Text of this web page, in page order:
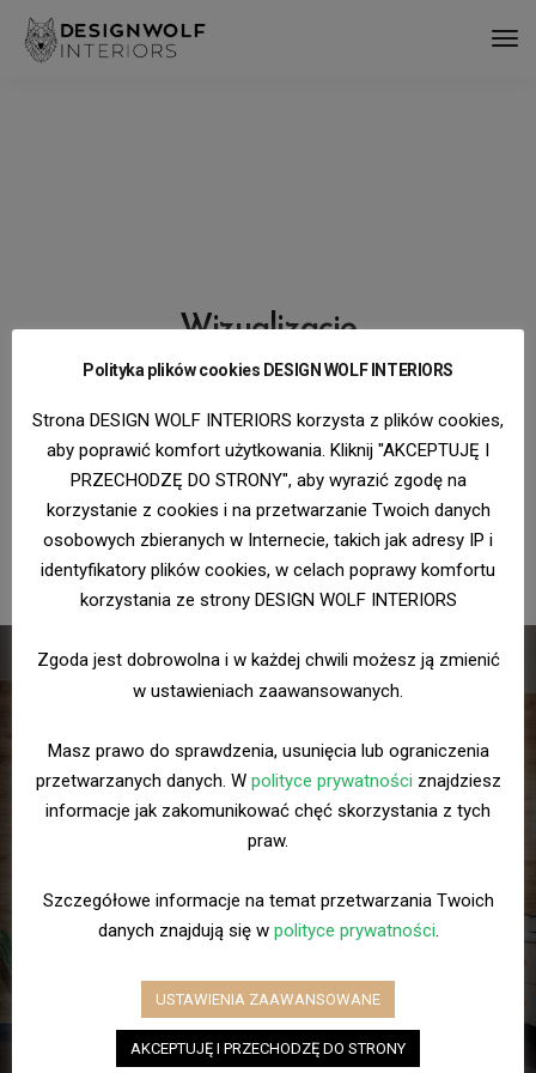
Wizualizacje
Pokazujemy wizualizacje w dużej rozdzielczości, pozwól im się
załadować 🙂
Chcesz wiedzieć więcej?
Skontaktuj się z DesignWolf Interiors.
Napisz
Polityka plików cookies DESIGN WOLF INTERIORS
Strona DESIGN WOLF INTERIORS korzysta z plików cookies,
aby poprawić komfort użytkowania. Kliknij "AKCEPTUJĘ I
PRZECHODZĘ DO STRONY", aby wyrazić zgodę na
korzystanie z cookies i na przetwarzanie Twoich danych
osobowych zbieranych w Internecie, takich jak adresy IP i
identyfikatory plików cookies, w celach poprawy komfortu
korzystania ze strony DESIGN WOLF INTERIORS
Zgoda jest dobrowolna i w każdej chwili możesz ją zmienić
w ustawieniach zaawansowanych.
Masz prawo do sprawdzenia, usunięcia lub ograniczenia
przetwarzanych danych. W polityce prywatności znajdziesz
informacje jak zakomunikować chęć skorzystania z tych
praw.
Szczegółowe informacje na temat przetwarzania Twoich
danych znajdują się w polityce prywatności.
USTAWIENIA ZAAWANSOWANE
AKCEPTUJĘ I PRZECHODZĘ DO STRONY